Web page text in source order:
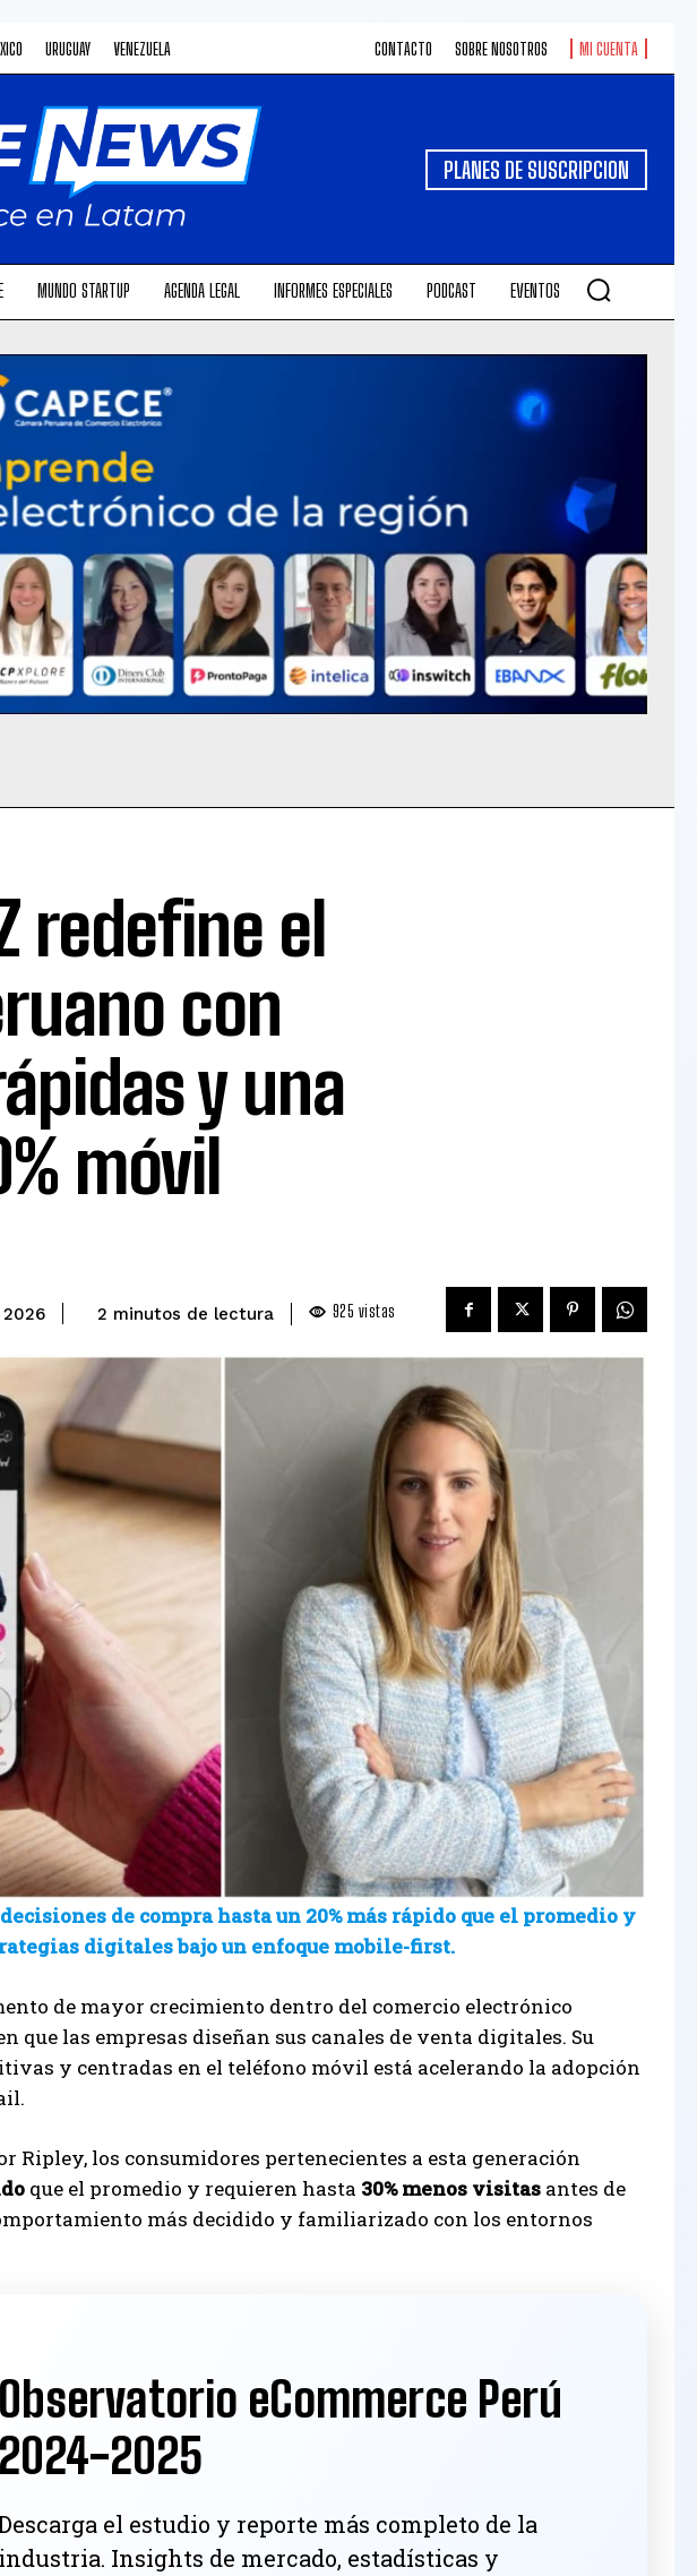
URUGUAY VENEZUELA CONTACTO SOBRE NOSOTROS MI CUENTA
PLANES DE SUSCRIPCION
MUNDO STARTUP AGENDA LEGAL INFORMES ESPECIALES PODCAST EVENTOS
redefine el
con
y una
móvil
2026 2 minutos de lectura 925 vistas
de compra hasta un 20% más rápido que el promedio y
digitales bajo un enfoque mobile-first.
de mayor crecimiento dentro del comercio electrónico
que las empresas diseñan sus canales de venta digitales. Su
y centradas en el teléfono móvil está acelerando la adopción
Ripley, los consumidores pertenecientes a esta generación
que el promedio y requieren hasta 30% menos visitas antes de
más decidido y familiarizado con los entornos
Observatorio eCommerce Perú
2024-2025
el estudio y reporte más completo de la
industria. Insights de mercado, estadísticas y